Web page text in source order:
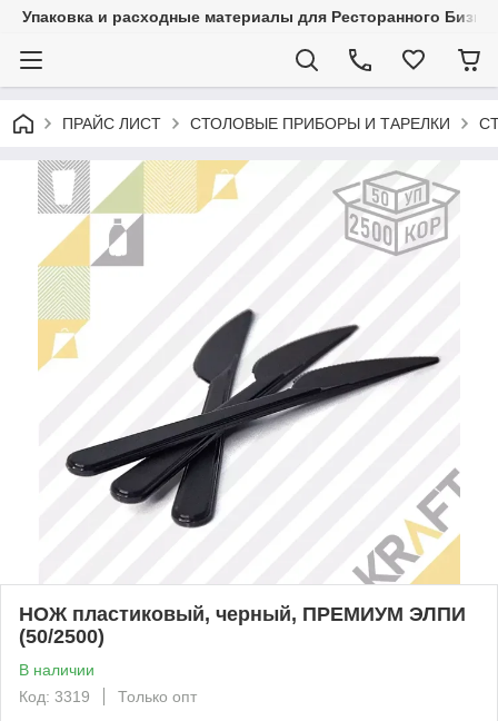
Упаковка и расходные материалы для Ресторанного
ПРАЙС ЛИСТ СТОЛОВЫЕ ПРИБОРЫ И ТАРЕЛКИ
НОЖ пластиковый, черный, ПРЕМИУМ ЭЛПИ
(50/2500)
В наличии
Код: 3319
Только опт